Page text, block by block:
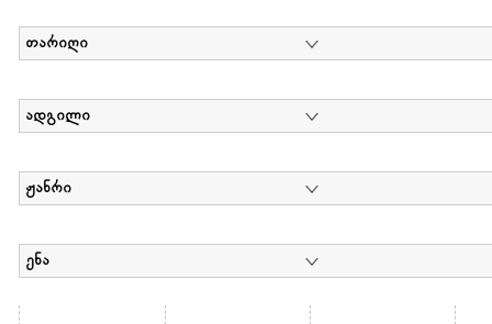
თარიღი
ადგილი
ჟანრი
ენა